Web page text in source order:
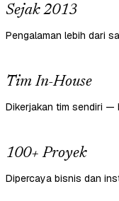
Sejak 2013
Pengalaman lebih dari
Tim In-House
Dikerjakan tim sendiri —
100+ Proyek
Dipercaya bisnis dan